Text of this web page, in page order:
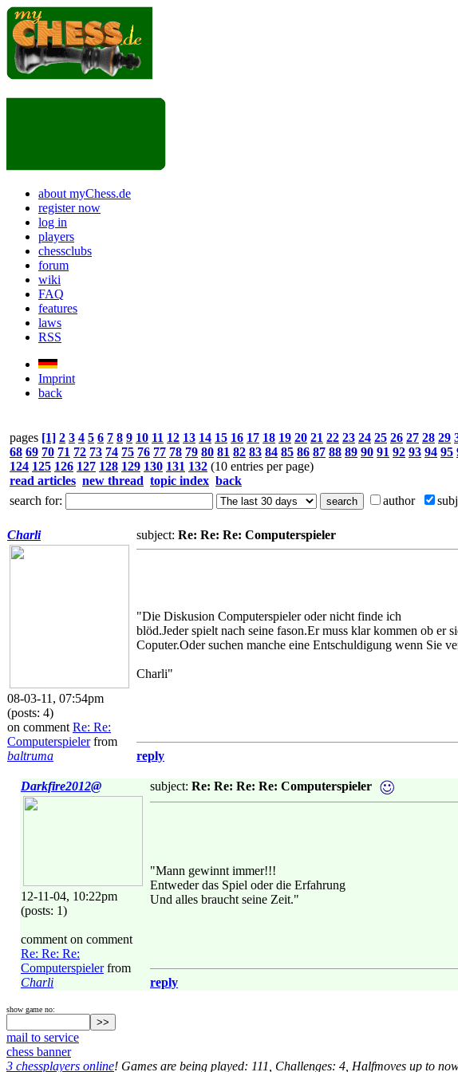
about myChess.de
register now
log in
players
chessclubs
forum
wiki
FAQ
features
laws
RSS
Imprint
back
pages [1] 2 3 4 5 6 7 8 9 10 11 12 13 14 15 16 17 18 19 20 21 22 23 24 25 26 27 28 29
68 69 70 71 72 73 74 75 76 77 78 79 80 81 82 83 84 85 86 87 88 89 90 91 92 93 94 95
124 125 126 127 128 129 130 131 132 (10 entries per page)
read articles new thread topic index back
search for:
author
Charli
08-03-11, 07:54pm
(posts: 4)
on comment Re: Re:
Computerspielerfrom
baltruma
subject: Re: Re: Re: Computerspieler
"Die Diskusion Computerspieler oder nicht finde ich
blöd.Jeder spielt nach seine fason.Er muss klar kommen ob er
Coputer.Oder suchen manche eine Entschuldigung wenn Sie
Charli"
reply
Darkfire2012@
12-11-04, 10:22pm
(posts: 1)
comment on comment
Re: Re: Re:
Computerspielerfrom
Charli
subject: Re: Re: Re: Re: Computerspieler
"Mann gewinnt immer!!!
Entweder das Spiel oder die Erfahrung
Und alles braucht seine Zeit."
reply
show game no:
mail to service
chess banner
3 chessplayers online! Games are being played: 111, Challenges: 4, Halfmoves up to